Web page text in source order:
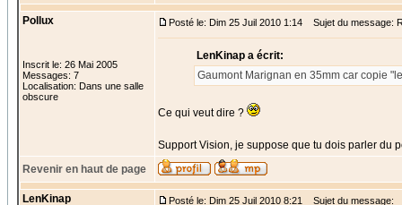
Pollux
Inscrit le: 26 Mai 2005
Messages: 7
Localisation: Dans une salle
obscure
Posté le: Dim 25 Juil 2010 1:14 Sujet du message:
LenKinap a écrit:
Gaumont Marignan en 35mm car copie
Ce qui veut dire ?
Support Vision, je suppose que tu dois parler du
Revenir en haut de page
LenKinap Posté le: Dim 25 Juil 2010 8:21 Sujet du message: